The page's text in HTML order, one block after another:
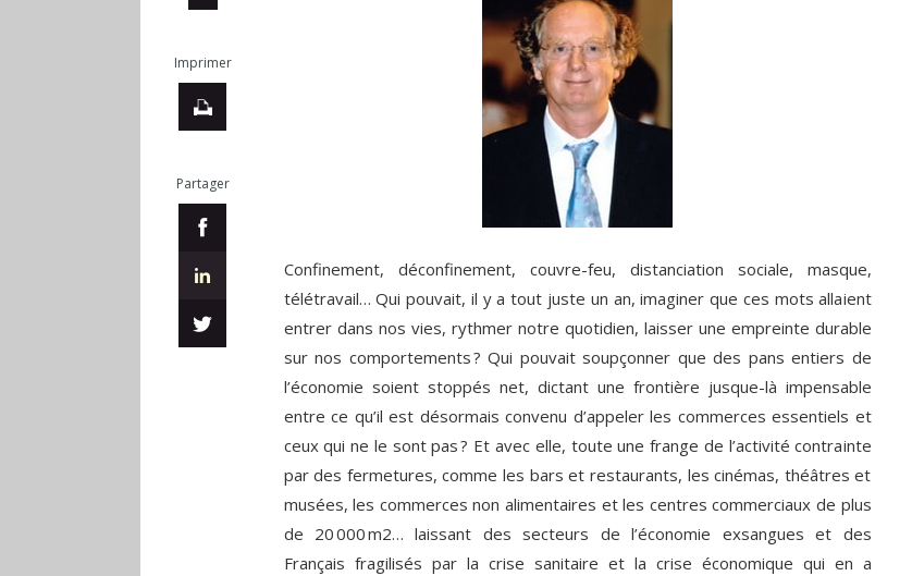
Imprimer
Partager
Confinement, déconfinement, couvre-feu, distanciation sociale, masque,
télétravail… Qui pouvait, il y a tout juste un an, imaginer que ces mots allaient
entrer dans nos vies, rythmer notre quotidien, laisser une empreinte durable
sur nos comportements ? Qui pouvait soupçonner que des pans entiers de
l’économie soient stoppés net, dictant une frontière jusque-là impensable
entre ce qu’il est désormais convenu d’appeler les commerces essentiels et
ceux qui ne le sont pas ? Et avec elle, toute une frange de l’activité contrainte
par des fermetures, comme les bars et restaurants, les cinémas, théâtres et
musées, les commerces non alimentaires et les centres commerciaux de plus
de 20 000 m2… laissant des secteurs de l’économie exsangues et des
Français fragilisés par la crise sanitaire et la crise économique qui en a